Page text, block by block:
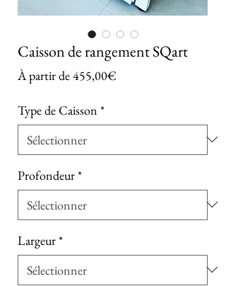
Caisson de rangement SQart
À partir de455,00€
Type de Caisson *
Profondeur*
Largeur*